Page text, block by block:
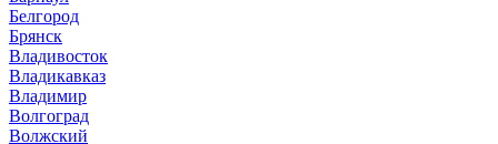
Белгород
Брянск
Владивосток
Владикавказ
Владимир
Волгоград
Волжский